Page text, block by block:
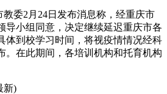
教委2月24日发布消息称，经重庆市
导小组同意，决定继续延迟重庆市各
体到校学习时间，将视疫情情况经科
。在此期间，各培训机构和托育机构
新)